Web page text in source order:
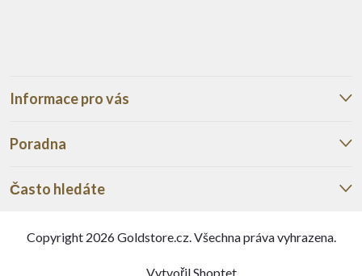
Informace pro vás
Poradna
Často hledáte
Vytvořil Shoptet
Copyright 2026Goldstore.cz. Všechna práva vyhrazena.